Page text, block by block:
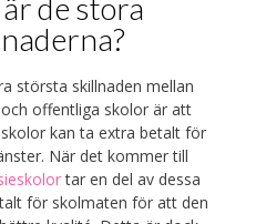
största skillnaden mellan
offentliga skolor är att
kan ta extra betalt för
När det kommer till
tar en del av dessa
för skolmaten för att den